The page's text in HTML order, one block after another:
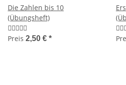
Die Zahlen bis 10
(Übungsheft)
Preis 2,50 € *